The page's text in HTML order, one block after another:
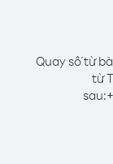
Quay số từ
từ
sau:+